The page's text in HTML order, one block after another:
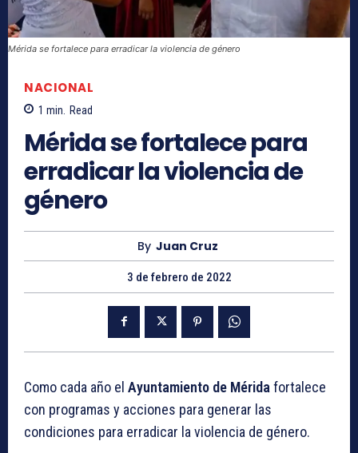
Mérida se fortalece para erradicar la violencia de género
NACIONAL
1 min. Read
Mérida se fortalece para
erradicar la violencia de
género
By Juan Cruz
3 de febrero de 2022
Como cada año el Ayuntamiento de Mérida fortalece
con programas y acciones para generar las
condiciones para erradicar la violencia de género.